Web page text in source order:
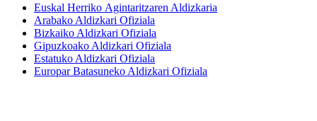
Euskal Herriko Agintaritzaren Aldizkaria
Arabako Aldizkari Ofiziala
Bizkaiko Aldizkari Ofiziala
Gipuzkoako Aldizkari Ofiziala
Estatuko Aldizkari Ofiziala
Europar Batasuneko Aldizkari Ofiziala